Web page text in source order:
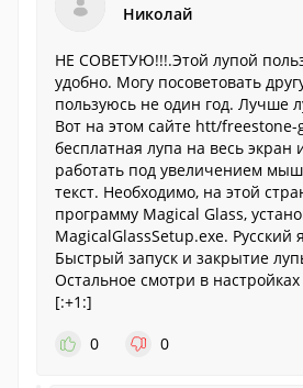
Николай
НЕ СОВЕТУЮ!!!.Этой лупой
удобно. Могу посоветовать
пользуюсь не один год. Лучше
Вот на этом сайте htt/freestone-
бесплатная лупа на весь экран
работать под увеличением
текст. Необходимо, на этой
программу Magical Glass,
MagicalGlassSetup.exe. Русский
Быстрый запуск и закрытие
Остальное смотри в
[:+1:]
0
0